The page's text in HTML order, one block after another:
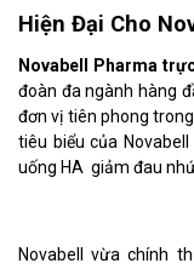
Hiện Đại Cho
Novabell Pharma
đoàn đa ngành hàng
đơn vị tiên phong
tiêu biểu của
uống HA giảm đau
Novabell vừa chính